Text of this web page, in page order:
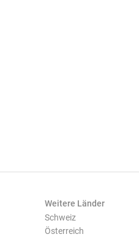
Weitere Länder
Schweiz
Österreich